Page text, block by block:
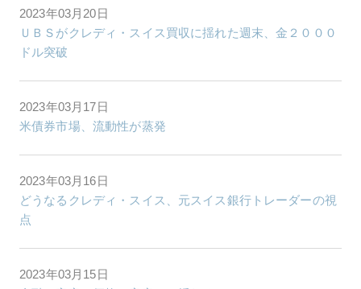
2023年03月20日
ＵＢＳがクレディ・スイス買収に揺れた週末、金２０００
ドル突破
2023年03月17日
米債券市場、流動性が蒸発
2023年03月16日
どうなるクレディ・スイス、元スイス銀行トレーダーの視
点
2023年03月15日